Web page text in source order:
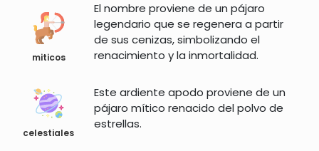
miticos
El nombre proviene de un pájaro
legendario que se regenera a partir
de sus cenizas, simbolizando el
renacimiento y la inmortalidad.
celestiales
Este ardiente apodo proviene de un
pájaro mítico renacido del polvo de
estrellas.